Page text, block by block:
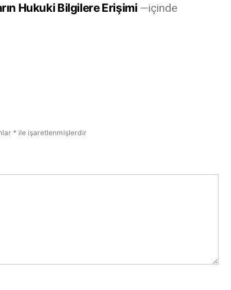
Hukuki Bilgilere Erişimi
içinde
* ile işaretlenmişlerdir